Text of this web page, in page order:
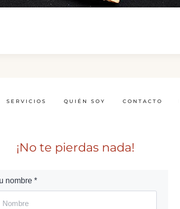
SERVICIOS QUIÉN SOY CONTACTO
¡No te pierdas nada!
nombre *